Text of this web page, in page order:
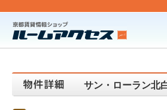
サン・ローラン北